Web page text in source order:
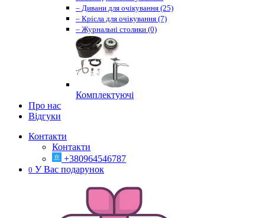
– Дивани для очікування (25)
– Крісла для очікування (7)
– Журнальні столики (0)
Комплектуючі
Про нас
Відгуки
Контакти
Контакти
+380964546787
0 У Вас подарунок